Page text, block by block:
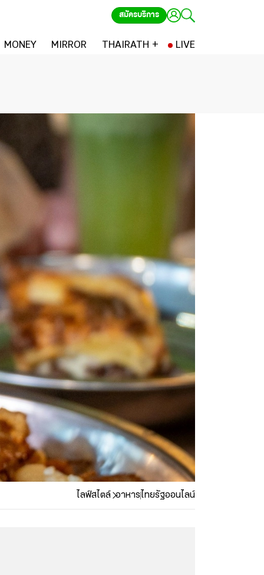
สมัครบริการ
MONEY MIRROR THAIRATH + LIVE
ไลฟ์สไตล์ อาหารไทยรัฐออนไลน์